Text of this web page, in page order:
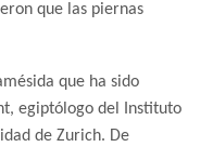
que las piernas
que ha sido
egiptólogo del Instituto
de Zurich. De